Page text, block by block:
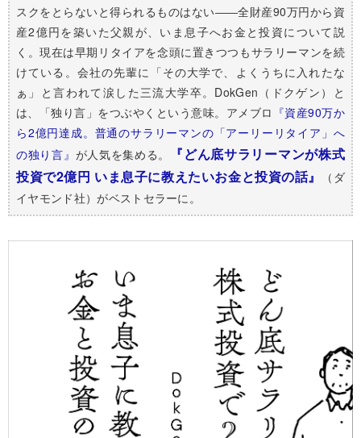
スクをとらないと得られるものはない――全財産90万円から資
産2億円を築いた父親が、いま息子へお金と投資について説
く。現在は早期リタイアを念頭に置きつつもサラリーマンを続
けている。会社の先輩に「その大学で、よくうちに入れたな
ぁ」と言われて涙した三流大学卒。DokGen（ドクゲン）と
は、「独り言」をつぶやくという意味。アメブロ 『資産90万か
ら2億円達成。普通のサラリーマンの「アーリーリタイア」へ
の独り言』 が人気を集める。
『どん底サラリーマンが株式
投資で2億円 いま息子に教えたいお金と投資の話』
（ダ
イヤモンド社）がベストセラーに。